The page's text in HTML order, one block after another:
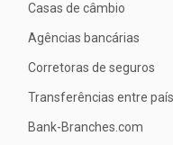
Casas de câmbio
Agências bancárias
Corretoras de seguros
Transferências entre
Bank-Branches.com